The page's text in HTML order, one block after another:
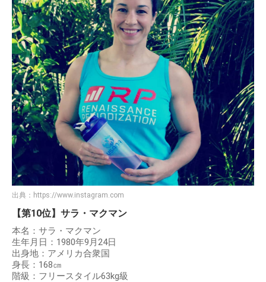
出典： https://www.instagram.com
【第10位】サラ・マクマン
本名：サラ・マクマン
生年月日：1980年9月24日
出身地：アメリカ合衆国
身長：168㎝
階級：フリースタイル63kg級